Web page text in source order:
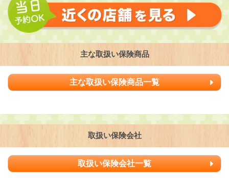
主な取扱い保険商品
主な取扱い保険商品一覧
取扱い保険会社
取扱い保険会社一覧